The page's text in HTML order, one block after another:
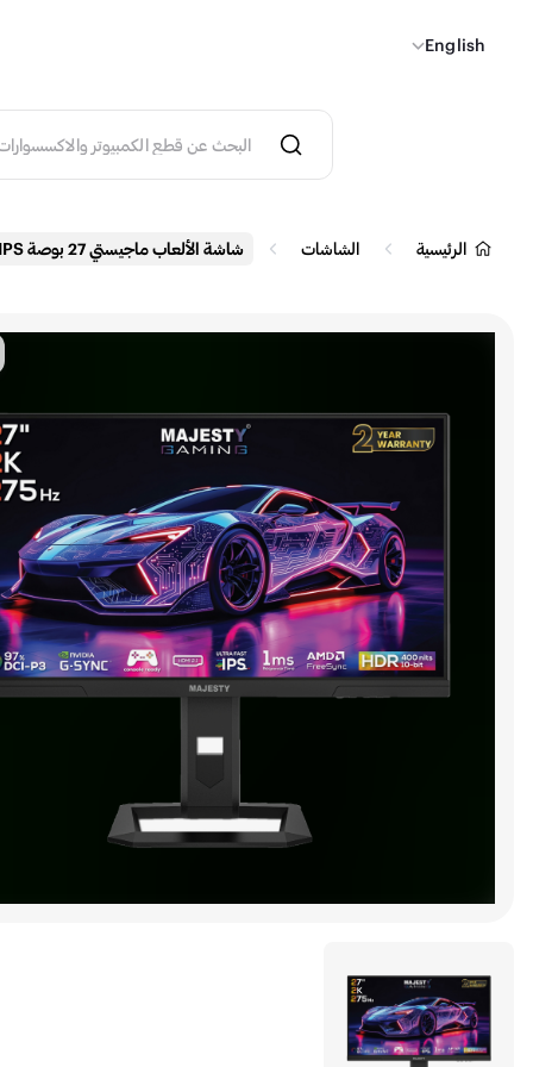
English
الرئيسية الشاشات شاشة الألعاب ماجيستي 27 بوصة FAST IPS